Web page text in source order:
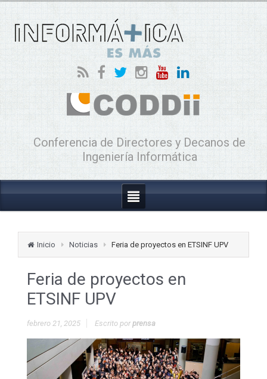
Conferencia de Directores y Decanos de
Ingeniería Informática
Inicio Noticias Feria de proyectos en ETSINF UPV
Feria de proyectos en
ETSINF UPV
febrero 21, 2025 Escrito porprensa